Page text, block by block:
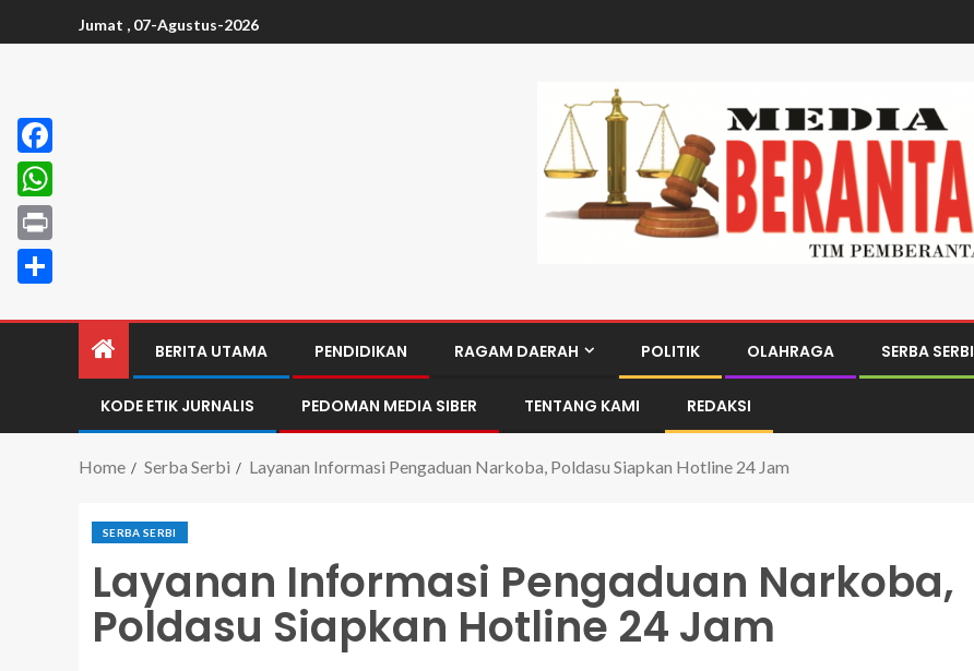
Jumat , 07-Agustus-2026
BERITA UTAMA PENDIDIKAN RAGAM DAERAH POLITIK OLAHRAGA SERBA SERBI
KODE ETIK JURNALIS PEDOMAN MEDIA SIBER TENTANG KAMI REDAKSI
Home Serba Serbi Layanan Informasi Pengaduan Narkoba, Poldasu Siapkan Hotline 24 Jam
SERBA SERBI
Layanan Informasi Pengaduan Narkoba,
Poldasu Siapkan Hotline 24 Jam
Facebook
WhatsApp
Print